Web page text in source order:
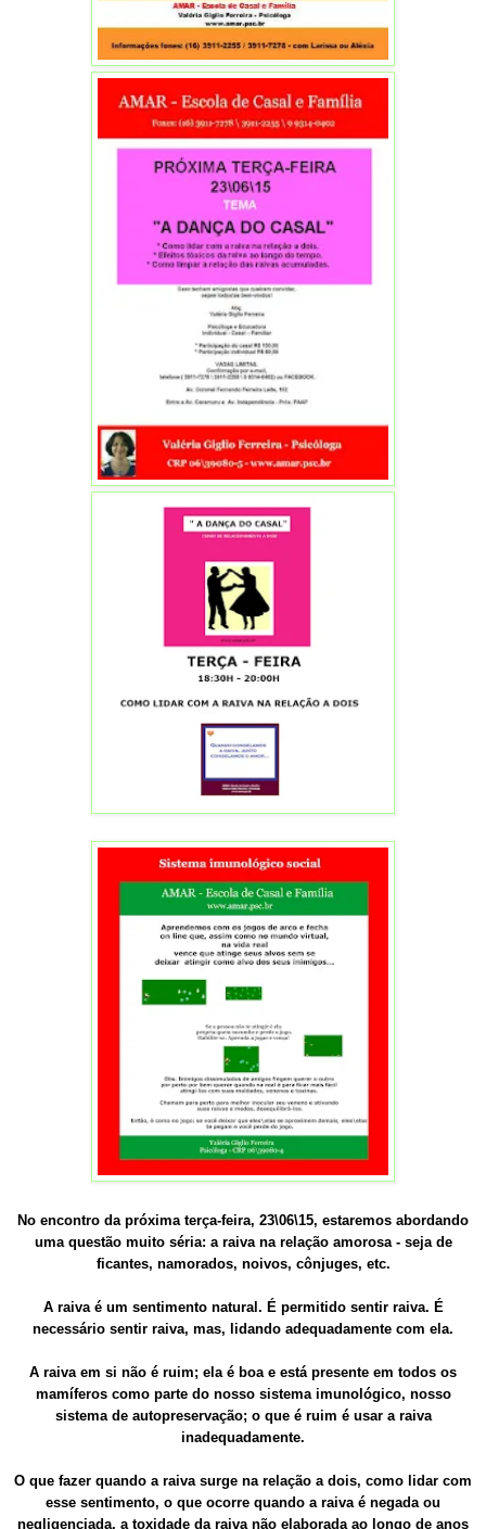
No encontro da próxima terça-feira, 23\06\15, estaremos abordando
uma questão muito séria: a raiva na relação amorosa - seja de
ficantes, namorados, noivos, cônjuges, etc.
A raiva é um sentimento natural. É permitido sentir raiva. É
necessário sentir raiva, mas, lidando adequadamente com ela.
A raiva em si não é ruim; ela é boa e está presente em todos os
mamíferos como parte do nosso sistema imunológico, nosso
sistema de autopreservação; o que é ruim é usar a raiva
inadequadamente.
O que fazer quando a raiva surge na relação a dois, como lidar com
esse sentimento, o que ocorre quando a raiva é negada ou
negligenciada, a toxidade da raiva não elaborada ao longo de anos